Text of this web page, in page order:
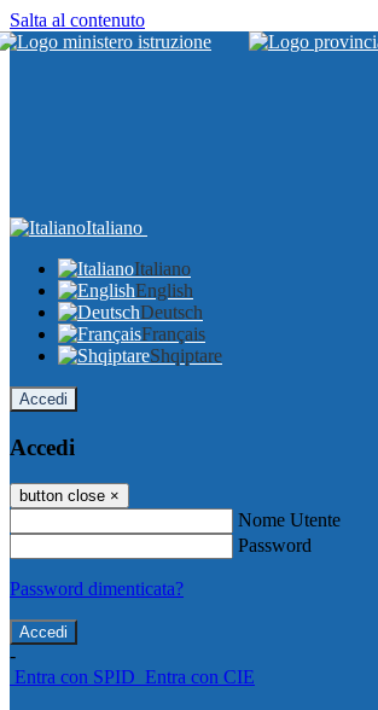
Salta al contenuto
Italiano
Italiano
English
Deutsch
Français
Shqiptare
Accedi
Accedi
button close ×
Nome Utente
Password
Password dimenticata?
-
Entra con SPID Entra con CIE